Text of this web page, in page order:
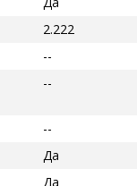
2.222
--
--
--
Да
Да